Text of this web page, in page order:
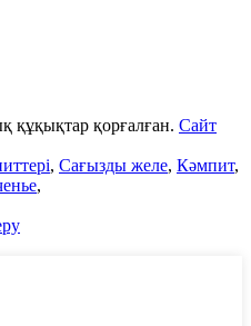
құқықтар қорғалған. Сайт
, Сағызды желе, Кәмпит,
,